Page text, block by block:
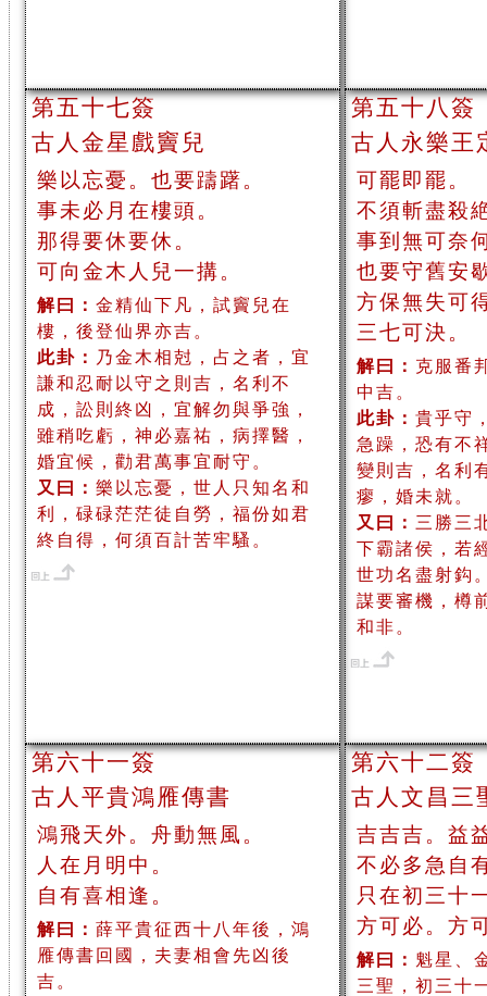
第五十七簽
古人金星戲竇兒
樂以忘憂。也要躊躇。
事未必月在樓頭。
那得要休要休。
可向金木人兒一搆。
解曰： 金精仙下凡，試竇兒在
樓，後登仙界亦吉。
此卦： 乃金木相尅，占之者，宜
謙和忍耐以守之則吉，名利不
成，訟則終凶，宜解勿與爭強，
雖稍吃虧，神必嘉祐，病擇醫，
婚宜候，勸君萬事宜耐守。
又曰： 樂以忘憂，世人只知名和
利，碌碌茫茫徒自勞，福份如君
終自得，何須百計苦牢騷。
第五十八簽
古人永樂王
可罷即罷。
不須斬盡殺
事到無可奈
也要守舊安
方保無失可
三七可決。
解曰： 克服番
中吉。
此卦： 貴乎守
急躁，恐有不
變則吉，名利
瘳，婚未就。
又曰： 三勝三
下霸諸侯，若
世功名盡射鈎
謀要審機，樽
和非。
第六十一簽
古人平貴鴻雁傳書
鴻飛天外。舟動無風。
人在月明中。
自有喜相逢。
解曰： 薛平貴征西十八年後，鴻
雁傳書回國，夫妻相會先凶後
吉。
第六十二簽
古人文昌三
吉吉吉。益
不必多急自
只在初三十
方可必。方
解曰： 魁星、
三聖，初三十